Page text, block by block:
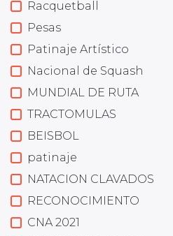
Racquetball
Pesas
Patinaje Artístico
Nacional de Squash
MUNDIAL DE RUTA
TRACTOMULAS
BEISBOL
patinaje
NATACION CLAVADOS
RECONOCIMIENTO
CNA 2021